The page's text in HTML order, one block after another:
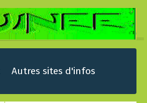
Autres sites d'infos